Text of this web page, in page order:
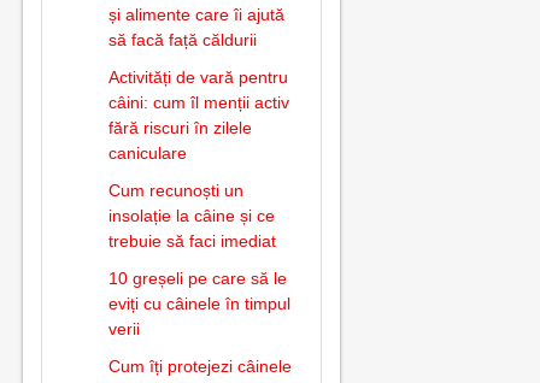
și alimente care îi ajută
să facă față căldurii
Activități de vară pentru
câini: cum îl menții activ
fără riscuri în zilele
caniculare
Cum recunoști un
insolație la câine și ce
trebuie să faci imediat
10 greșeli pe care să le
eviți cu câinele în timpul
verii
Cum îți protejezi câinele